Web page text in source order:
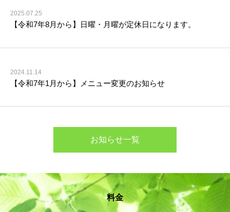
2025.07.25
【令和7年8月から】日曜・月曜が定休日になります。
2024.11.14
【令和7年1月から】メニュー変更のお知らせ
お知らせ一覧
料金